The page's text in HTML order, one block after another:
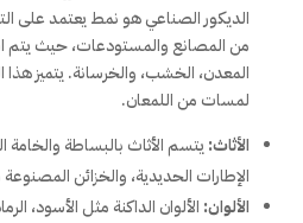
الديكور الصناعي هو نمط يعتمد على
من المصانع والمستودعات، حيث يتم
المعدن، الخشب، والخرسانة. يتميز
لمسات من اللمعان.
الأثاث: يتسم الأثاث بالبساطة
الإطارات الحديدية، والخزائن
الألوان: الألوان الداكنة مثل الأسود،